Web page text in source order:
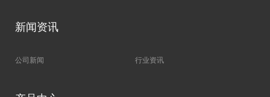
新闻资讯
公司新闻 行业资讯